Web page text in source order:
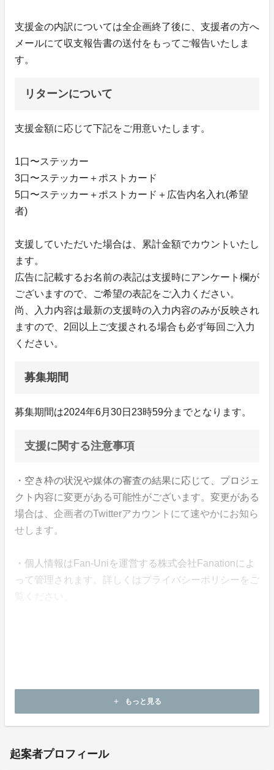
支援金の内訳については全企画終了後に、支援者の方へ
メールにて収支報告書の送付をもってご報告いたしま
す。
リターンについて
支援金額に応じて下記をご用意いたします。
1口〜ステッカー
3口〜ステッカー＋ポストカード
5口〜ステッカー＋ポストカード＋広告内名入れ(希望
者)
支援していただいた場合は、累計金額でカウントいたし
ます。
広告に記載するお名前の表記は支援時にアンケート欄が
ございますので、ご希望の表記をご入力ください。
尚、入力内容は最新の支援時の入力内容のみが反映され
ますので、2回以上ご支援される場合も必ず毎回ご入力
ください。
募集期間
募集期間は2024年6月30日23時59分までとなります。
支援に関する注意事項
・空き枠の状況や媒体の審査の結果に応じて、プロジェ
クト内容に変更がある可能性がございます。変更がある
場合は、企画者のTwitterアカウントにて速やかにお知ら
せします。
・個人情報はFan-Uniを運営する株式会社Fanationによ
って管理されます。詳しくはプライバシーポリシーをご
所等へのお問い合わせはご遠慮願います。
add もっと見る
起案者プロフィール